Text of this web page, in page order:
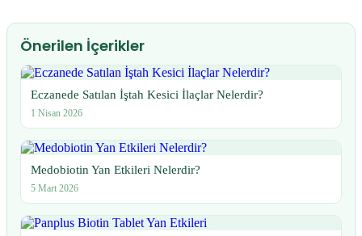
Önerilen İçerikler
Eczanede Satılan İştah Kesici İlaçlar Nelerdir?
1 Nisan 2026
Medobiotin Yan Etkileri Nelerdir?
5 Mart 2026